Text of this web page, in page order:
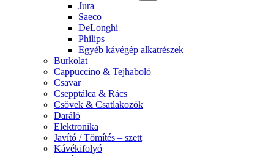
Jura
Saeco
DeLonghi
Philips
Egyéb kávégép alkatrészek
Burkolat
Cappuccino & Tejhaboló
Csavar
Csepptálca & Rács
Csövek & Csatlakozók
Daráló
Elektronika
Javító / Tömítés – szett
Kávékifolyó